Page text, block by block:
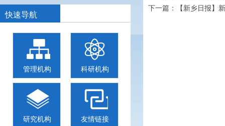
快速导航
管理机构 科研机构
研究机构 友情链接
下一篇：
【新乡日报】